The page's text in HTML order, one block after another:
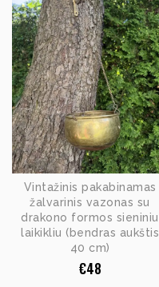
Vintažinis pakabinamas
žalvarinis vazonas su
drakono formos sieniniu
laikikliu (bendras aukštis
40 cm)
€48